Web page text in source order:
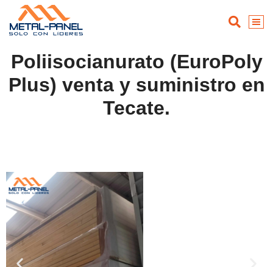
Poliisocianurato (EuroPoly
Plus) venta y suministro en
Tecate.